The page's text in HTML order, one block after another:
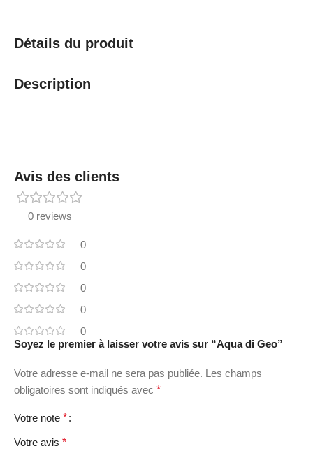
Détails du produit
Description
Avis des clients
0 reviews
0
0
0
0
0
Soyez le premier à laisser votre avis sur “Aqua di Geo”
Votre adresse e-mail ne sera pas publiée. Les champs
obligatoires sont indiqués avec *
Votre note *
Votre avis *